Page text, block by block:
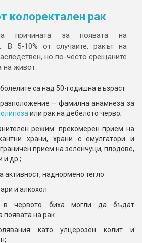
колоректален рак
причината за появата на
В 5-10% от случаите, ракът на
но по-често срещаните
на живот.
са над 50-годишна възраст
– фамилна анамнеза за
или рак на дебелото черво;
режим: прекомерен прием на
храни, храни с емулгатори и
прием на зеленчуци, плодове,
и др.;
активност, наднормено тегло
и алкохол
в червото биха могли да бъдат
появата на рак
като улцерозен колит и